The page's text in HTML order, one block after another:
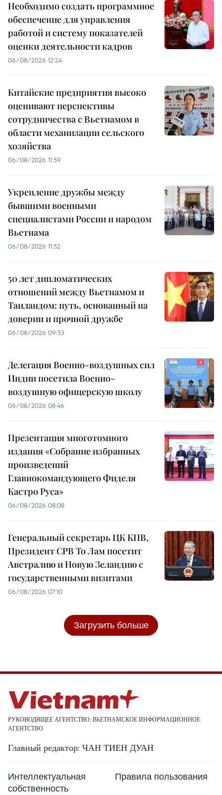
Необходимо создать программное
обеспечение для управления
работой и систему показателей
оценки деятельности кадров
06/08/2026 12:24
Китайские предприятия высоко
оценивают перспективы
сотрудничества с Вьетнамом в
области механизации сельского
хозяйства
06/08/2026 11:59
Укрепление дружбы между
бывшими военными
специалистами России и народом
Вьетнама
06/08/2026 11:52
50 лет дипломатических
отношений между Вьетнамом и
Таиландом: путь, основанный на
доверии и прочной дружбе
06/08/2026 09:53
Делегация Военно-воздушных сил
Индии посетила Военно-
воздушную офицерскую школу
06/08/2026 08:46
Презентация многотомного
издания «Собрание избранных
произведений
Главнокомандующего Фиделя
Кастро Руса»
06/08/2026 08:08
Генеральный секретарь ЦК КПВ,
Президент СРВ То Лам посетит
Австралию и Новую Зеландию с
государственными визитами
06/08/2026 07:10
Загрузить больше
РУКОВОДЯЩЕЕ АГЕНТСТВО: ВЬЕТНАМСКОЕ ИНФОРМАЦИОННОЕ
АГЕНТСТВО
Главный редактор: ЧАН ТИЕН ДУАН
Интеллектуальная
собственность
Правила пользования